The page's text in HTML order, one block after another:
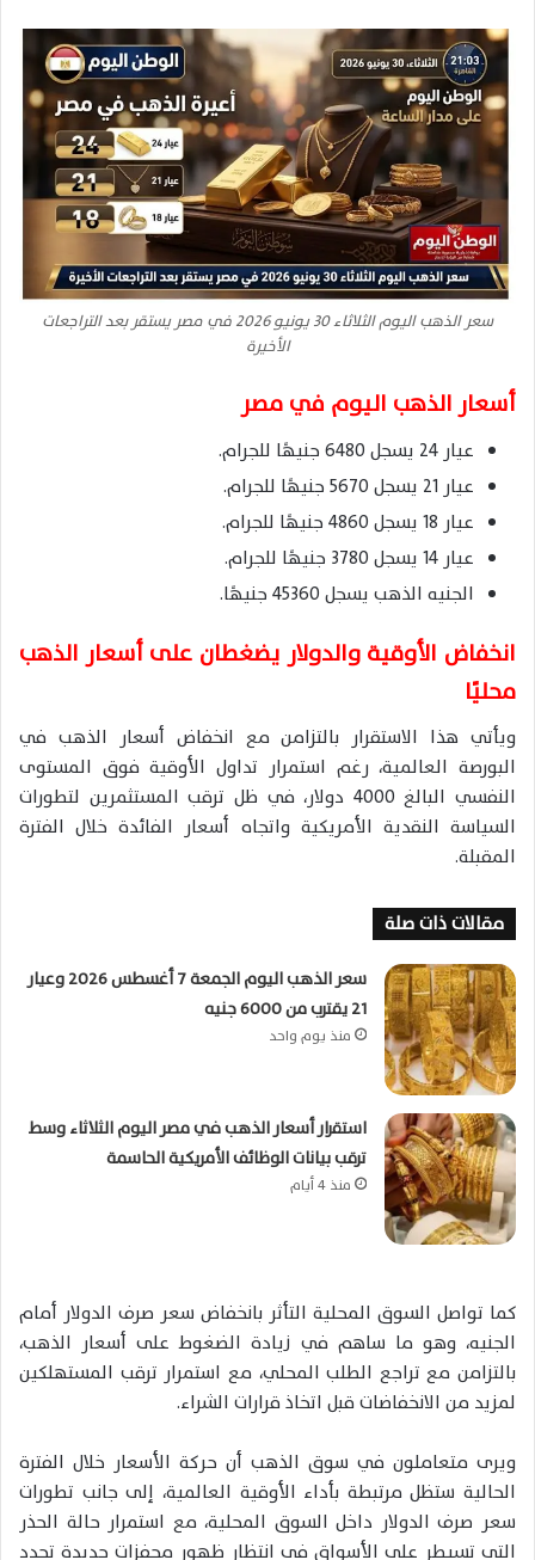
سعر الذهب اليوم الثلاثاء 30 يونيو 2026 في مصر يستقر بعد التراجعات
الأخيرة
أسعار الذهب اليوم في مصر
عيار 24 يسجل 6480 جنيهًا للجرام.
عيار 21 يسجل 5670 جنيهًا للجرام.
عيار 18 يسجل 4860 جنيهًا للجرام.
عيار 14 يسجل 3780 جنيهًا للجرام.
الجنيه الذهب يسجل 45360 جنيهًا.
انخفاض الأوقية والدولار يضغطان على أسعار الذهب
محليًا
ويأتي هذا الاستقرار بالتزامن مع انخفاض أسعار الذهب في
البورصة العالمية، رغم استمرار تداول الأوقية فوق المستوى
النفسي البالغ 4000 دولار، في ظل ترقب المستثمرين لتطورات
السياسة النقدية الأمريكية واتجاه أسعار الفائدة خلال الفترة
المقبلة.
مقالات ذات صلة
سعر الذهب اليوم الجمعة 7 أغسطس 2026 وعيار
21 يقترب من 6000 جنيه
منذ يوم واحد
استقرار أسعار الذهب في مصر اليوم الثلاثاء وسط
ترقب بيانات الوظائف الأمريكية الحاسمة
منذ 4 أيام
كما تواصل السوق المحلية التأثر بانخفاض سعر صرف الدولار أمام
الجنيه، وهو ما ساهم في زيادة الضغوط على أسعار الذهب،
بالتزامن مع تراجع الطلب المحلي، مع استمرار ترقب المستهلكين
لمزيد من الانخفاضات قبل اتخاذ قرارات الشراء.
ويرى متعاملون في سوق الذهب أن حركة الأسعار خلال الفترة
الحالية ستظل مرتبطة بأداء الأوقية العالمية، إلى جانب تطورات
سعر صرف الدولار داخل السوق المحلية، مع استمرار حالة الحذر
التي تسيطر على الأسواق في انتظار ظهور محفزات جديدة تحدد